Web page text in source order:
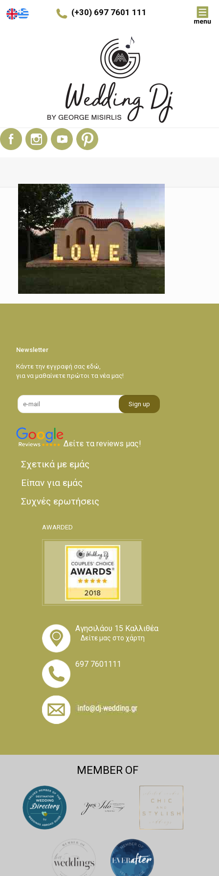
(+30) 697 7601 111
Newsletter
Κάντε την εγγραφή σας εδώ,
για να μαθαίνετε πρώτοι τα νέα μας!
Δείτε τα reviews μας!
Σχετικά με εμάς
Είπαν για εμάς
Συχνές ερωτήσεις
AWARDED
Αγησιλάου 15 Καλλιθέα
Δείτε μας στο χάρτη
697 7601111
MEMBER OF